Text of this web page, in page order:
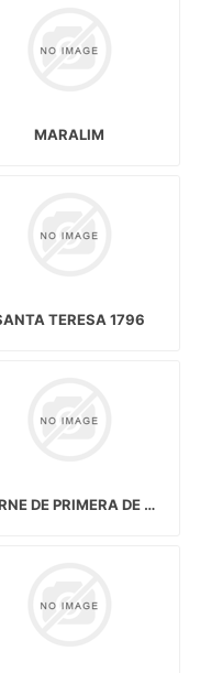
MARALIM
TERESA 1796
CARNE DE PRIMERA DE RES